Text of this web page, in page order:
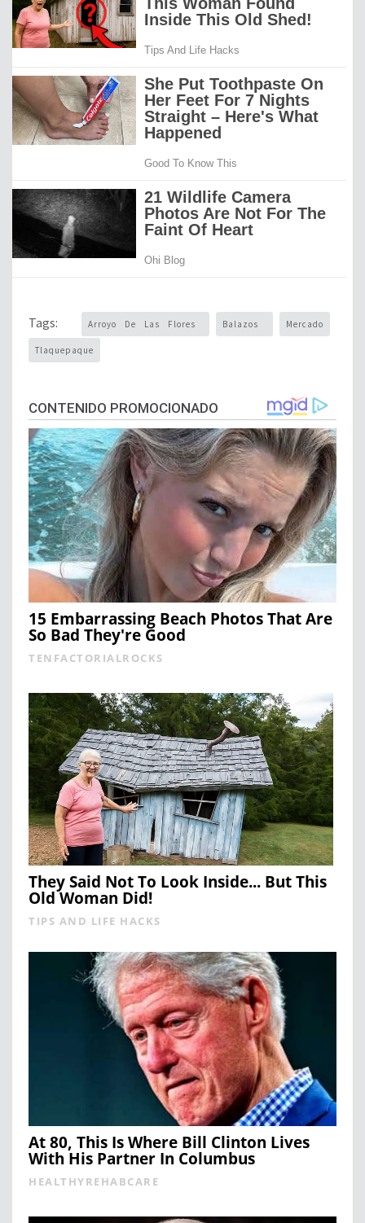
Tags: Arroyo De Las Flores Balazos Mercado
Tlaquepaque
CONTENIDO PROMOCIONADO
15 Embarrassing Beach Photos That Are
So Bad They're Good
TENFACTORIALROCKS
They Said Not To Look Inside... But This
Old Woman Did!
TIPS AND LIFE HACKS
At 80, This Is Where Bill Clinton Lives
With His Partner In Columbus
HEALTHYREHABCARE